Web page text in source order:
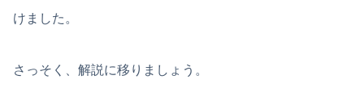
けました。
さっそく、解説に移りましょう。